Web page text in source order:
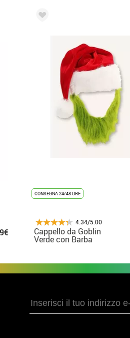
CONSEGNA 24/48 ORE
4.34/5.00
Cappello da Goblin
Verde con Barba